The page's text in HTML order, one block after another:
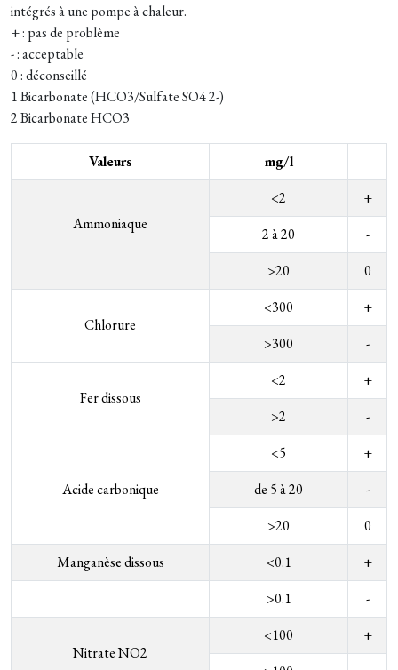
intégrés à une pompe à chaleur.
+ : pas de problème
- : acceptable
0 : déconseillé
1 Bicarbonate (HCO3/Sulfate SO4 2-)
2 Bicarbonate HCO3
Valeurs mg/l
Ammoniaque
<2
+
2 à 20
-
>20
0
Chlorure
<300
+
>300
-
Fer dissous
<2
+
>2
-
Acide carbonique
<5
+
de 5 à 20
-
>20
0
Manganèse dissous
<0.1
+
>0.1
-
Nitrate NO2
<100
+